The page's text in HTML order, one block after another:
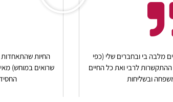
מלבה בי ובחברים שלי (כפי
לרבי ואת כל החיים
ובשליחות
החיות שהתאחדות
שרואים במוחש)